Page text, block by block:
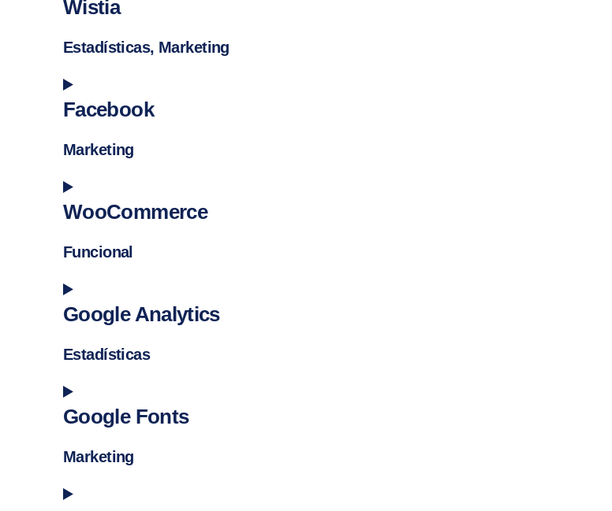
Wistia
Estadísticas, Marketing
Consent to service wistia
Facebook
Marketing
Consent to service facebook
WooCommerce
Funcional
Consent to service woocommerce
Google Analytics
Estadísticas
Consent to service google-analytics
Google Fonts
Marketing
Consent to service google-fonts